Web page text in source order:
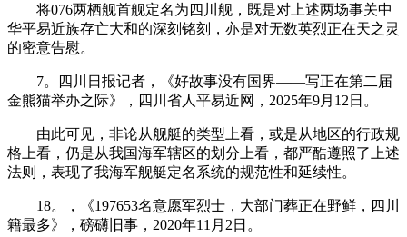
将076两栖舰‌首舰定名为四川舰，既是对上述两场事关中
华平易近族存亡大和的深刻铭刻，亦是对无数英烈正在天之灵
的密意告慰。
7。四川日报记者，《好故事没有国界——写正在第二届
金熊猫举办之际》，四川省人平易近网，2025年9月12日。
由此可见，非论从舰艇的类型上看，或是从地区的行政规
格上看，仍是从我国海军辖区的划分上看，都严酷遵照了上述
法则，表现了我海军舰艇定名系统的规范性和延续性。
18。，《197653名意愿军烈士，大部门葬正在野鲜，四川
籍最多》，磅礴旧事，2020年11月2日。